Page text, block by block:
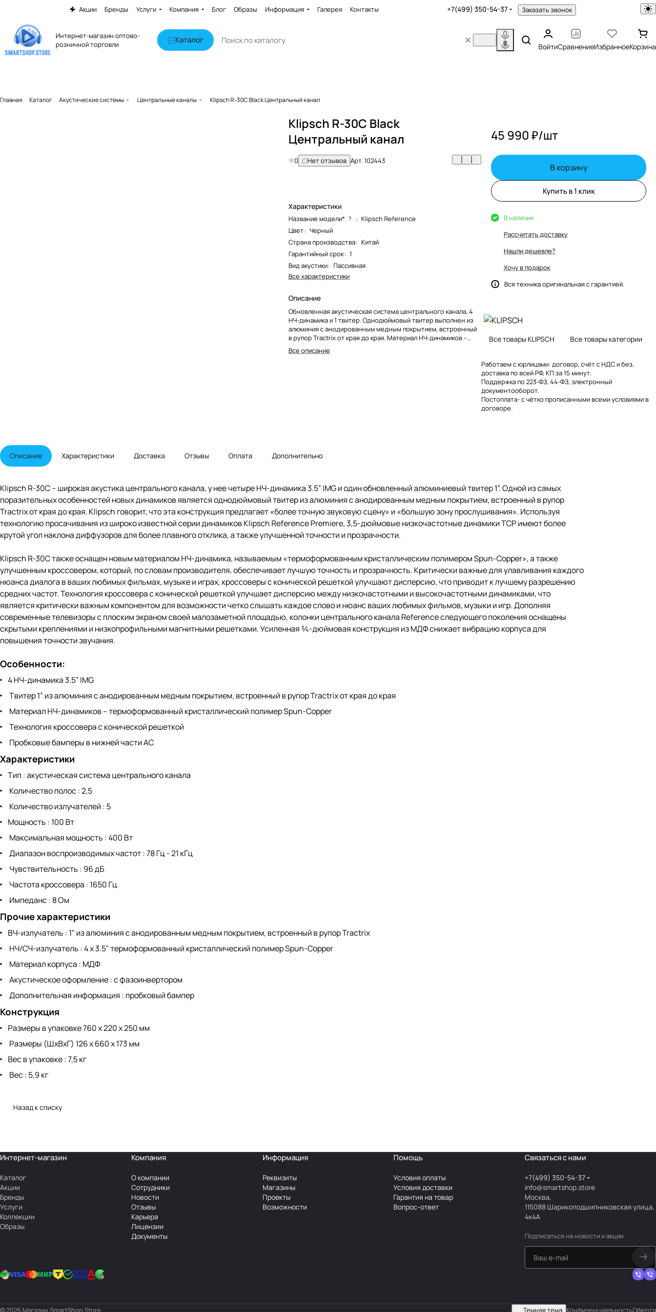
Акции Бренды Услуги Компания Блог Образы Информация Галерея Контакты +7(499) 350-54-37 Заказать звонок
Интернет-магазин оптово-
розничной торговли
Каталог
ВойтиСравнениеИзбранноеКорзина
Главная Каталог Акустические системы Центральные каналы Klipsch R-30C Black Центральный канал
Klipsch R-30C Black
Центральный канал
0 Нет отзывов Арт.102443
Характеристики
Название модели* ? : Klipsch Reference
Цвет: Черный
Страна производства: Китай
Гарантийный срок: 1
Вид акустики: Пассивная
Все характеристики
Описание
Обновленная акустическая система центрального канала, 4
НЧ-динамика и 1 твитер. Однодюймовый твитер выполнен из
алюминия с анодированным медным покрытием, встроенный
в рупор Tractrix от края до края. Материал НЧ-динамиков –
термоформованный кристаллический полимер Spun-Copper.
Улучшенный кроссовер, пробковые бамперы в нижней части
Все описание
45 990 ₽/шт
В корзину
Купить в 1 клик
В наличии
Рассчитать доставку
Нашли дешевле?
Хочу в подарок
Вся техника оригинальная с гарантией.
Все товары KLIPSCH Все товары категории
Работаем с юрлицами: договор, счёт с НДС и без,
доставка по всей РФ, КП за 15 минут.
Поддержка по 223-ФЗ, 44-ФЗ, электронный
документооборот.
Постоплата- с чётко прописанными всеми условиями в
договоре.
Описание Характеристики Доставка Отзывы Оплата Дополнительно
Klipsch R-30C – широкая акустика центрального канала, у нее четыре НЧ-динамика 3.5” IMG и один обновленный алюминиевый твитер 1”. Одной из самых
поразительных особенностей новых динамиков является однодюймовый твитер из алюминия с анодированным медным покрытием, встроенный в рупор
Tractrix от края до края. Klipsch говорит, что эта конструкция предлагает «более точную звуковую сцену» и «большую зону прослушивания». Используя
технологию просачивания из широко известной серии динамиков Klipsch Reference Premiere, 3,5-дюймовые низкочастотные динамики TCP имеют более
крутой угол наклона диффузоров для более плавного отклика, а также улучшенной точности и прозрачности.
Klipsch R-30C также оснащен новым материалом НЧ-динамика, называемым «термоформованным кристаллическим полимером Spun-Copper», а также
улучшенным кроссовером, который, по словам производителя, обеспечивает лучшую точность и прозрачность. Критически важные для улавливания каждого
нюанса диалога в ваших любимых фильмах, музыке и играх, кроссоверы с конической решеткой улучшают дисперсию, что приводит к лучшему разрешению
средних частот. Технология кроссовера с конической решеткой улучшает дисперсию между низкочастотными и высокочастотными динамиками, что
является критически важным компонентом для возможности четко слышать каждое слово и нюанс ваших любимых фильмов, музыки и игр. Дополняя
современные телевизоры с плоским экраном своей малозаметной площадью, колонки центрального канала Reference следующего поколения оснащены
скрытыми креплениями и низкопрофильными магнитными решетками. Усиленная ¾-дюймовая конструкция из МДФ снижает вибрацию корпуса для
повышения точности звучания.
Особенности:
4 НЧ-динамика 3.5” IMG
Твитер 1” из алюминия с анодированным медным покрытием, встроенный в рупор Tractrix от края до края
Материал НЧ-динамиков – термоформованный кристаллический полимер Spun-Copper
Технология кроссовера с конической решеткой
Пробковые бамперы в нижней части АС
Характеристики
Тип : акустическая система центрального канала
Количество полос : 2,5
Количество излучателей : 5
Мощность : 100 Вт
Максимальная мощность : 400 Вт
Диапазон воспроизводимых частот : 78 Гц - 21 кГц
Чувствительность : 96 дБ
Частота кроссовера : 1650 Гц
Импеданс : 8 Ом
Прочие характеристики
ВЧ-излучатель : 1" из алюминия с анодированным медным покрытием, встроенный в рупор Tractrix
НЧ/СЧ-излучатель : 4 x 3.5" термоформованный кристаллический полимер Spun-Copper
Материал корпуса : МДФ
Акустическое оформление : с фазоинвертором
Дополнительная информация : пробковый бампер
Конструкция
Размеры в упаковке 760 х 220 х 250 мм
Размеры (ШхВхГ) 126 х 660 х 173 мм
Вес в упаковке : 7,5 кг
Вес : 5,9 кг
Назад к списку
Интернет-магазин
Каталог
Акции
Бренды
Услуги
Коллекции
Образы
Компания
О компании
Сотрудники
Новости
Отзывы
Карьера
Лицензии
Документы
Информация
Реквизиты
Магазины
Проекты
Возможности
Помощь
Условия оплаты
Условия доставки
Гарантия на товар
Вопрос-ответ
Связаться с нами
+7(499) 350-54-37
info@smartshop.store
Москва,
115088 Шарикоподшипниковская улица,
4к4А
Подписаться на новости и акции
© 2026 Магазин SmartShop.Store Темная тема КонфиденциальностьОферта